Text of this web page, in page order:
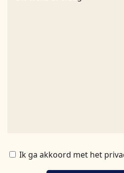
Ik ga akkoord met het